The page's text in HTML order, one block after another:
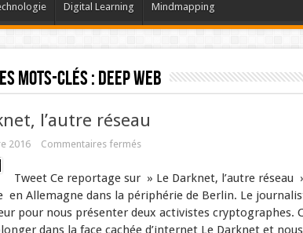
Digital Learning Mindmapping
mots-clés :deep web
l’autre réseau
2016 Commentaires fermés
Tweet Ce reportage sur » Le Darknet, l’autre réseau
en Allemagne dans la périphérie de Berlin. Le
pour nous présenter deux activistes cryptographes.
dans la face cachée d’internet Le Darknet et